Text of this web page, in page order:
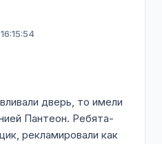
дверь, то имели
Пантеон. Ребята-
рекламировали как